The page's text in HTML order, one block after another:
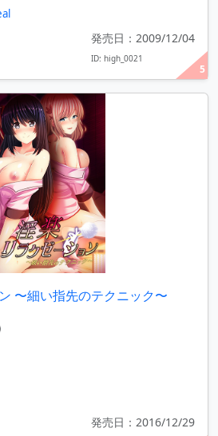
5
発売日：2009/12/04
ID: high_0021
〜細い指先のテクニック〜
発売日：2016/12/29